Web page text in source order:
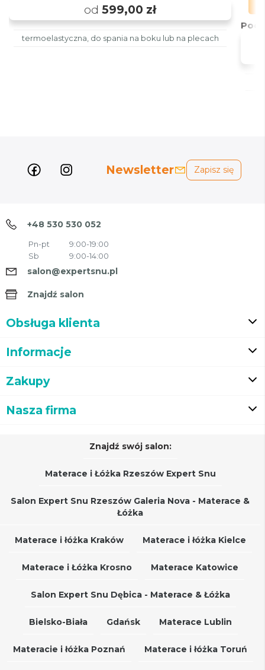
od 599,00 zł
termoelastyczna, do spania na boku lub na plecach
Newsletter Zapisz się
+48 530 530 052
Pn-pt
9:00-19:00
Sb
9:00-14:00
salon@expertsnu.pl
Znajdź salon
Obsługa klienta
Informacje
Zakupy
Nasza firma
Znajdź swój salon:
Materace i Łóżka Rzeszów Expert Snu
Salon Expert Snu Rzeszów Galeria Nova - Materace &
Łóżka
Materace i łóżka Kraków Materace i łóżka Kielce
Materace i Łóżka Krosno Materace Katowice
Salon Expert Snu Dębica - Materace & Łóżka
Bielsko-Biała Gdańsk Materace Lublin
Materacie i łóżka Poznań Materace i łóżka Toruń